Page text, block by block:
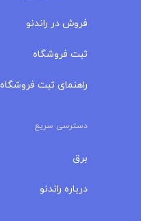
فروش در راندنو
ثبت فروشگاه
راهنمای ثبت فروشگاه
دسترسی سریع
برق
درباره‌ راندنو